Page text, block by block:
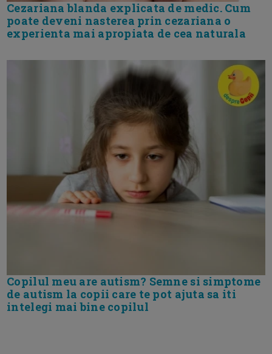
Cezariana blanda explicata de medic. Cum
poate deveni nasterea prin cezariana o
experienta mai apropiata de cea naturala
Copilul meu are autism? Semne si simptome
de autism la copii care te pot ajuta sa iti
intelegi mai bine copilul